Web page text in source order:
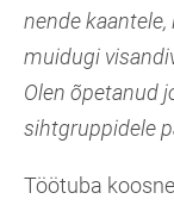
nende kaantele,
muidugi
Olen õpetanud
sihtgruppidele
Töötuba